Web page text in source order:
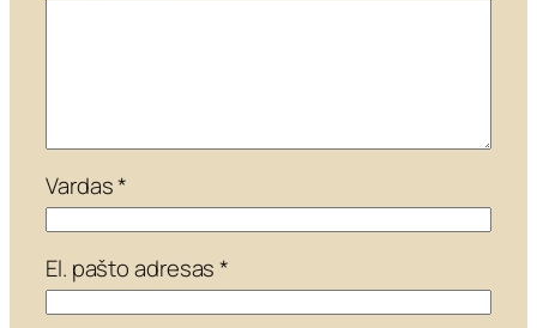
Vardas*
El. pašto adresas*